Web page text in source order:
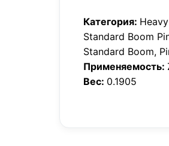
Категория:
Standard Boom
Standard Boom,
Применяемость:
Вес: 0.1905